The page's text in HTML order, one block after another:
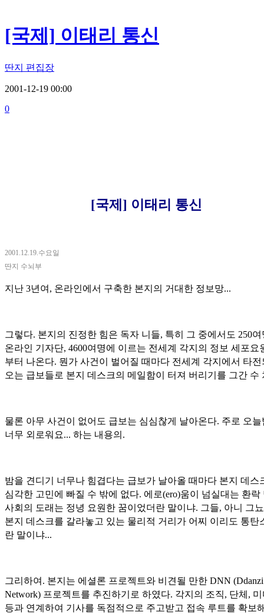
[국제] 이태리 통신
딴지 편집장
2001-12-19 00:00
0
[국제] 이태리 통신
2001.12.19.수요일
딴지 수뇌부
지난 3년여, 온라인에서 구축한 본지의 거대한 정보망...
그렇다. 본지의 진정한 힘은 독자 니들, 특히 그 중에서도 250여
온라인 기자단, 4600여명에 이르는 전세계 각지의 정보 세포요
부터 나온다. 뭔가 사건이 벌어질 때마다 전세계 각지에서 타전
오는 급보들로 본지 데스크의 메일함이 터져 버리기를 그간 수
물론 아무 사건이 없어도 급보는 심심찮게 날아온다. 주로 오늘
너무 외로워요... 하는 내용의.
밤을 견디기 너무나 힘겹다는 급보가 날아올 때마다 본지 데스
심각한 고민에 빠질 수 밖에 없다. 에로(ero)움이 넘실대는 환락
사회의 도래는 정녕 요원한 꿈이었더란 말이냐. 그들, 아니 그
본지 데스크를 갈라놓고 있는 물리적 거리가 어찌 이리도 통탄
란 말이냐...
그리하여. 본지는 에셜론 프로젝트와 비견될 만한 DNN
Network) 프로젝트를 추진하기로 하였다. 각지의 조직, 단체,
등과 연계하여 기사를 독점적으로 주고받고 접속 루트를 확보